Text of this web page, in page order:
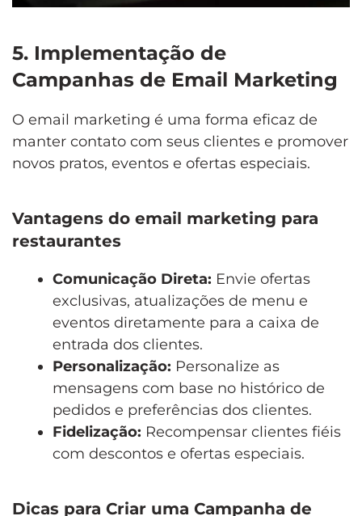
5. Implementação de
Campanhas de Email Marketing
O email marketing é uma forma eficaz de
manter contato com seus clientes e promover
novos pratos, eventos e ofertas especiais.
Vantagens do email marketing para
restaurantes
Comunicação Direta: Envie ofertas
exclusivas, atualizações de menu e
eventos diretamente para a caixa de
entrada dos clientes.
Personalização: Personalize as
mensagens com base no histórico de
pedidos e preferências dos clientes.
Fidelização: Recompensar clientes fiéis
com descontos e ofertas especiais.
Dicas para Criar uma Campanha de